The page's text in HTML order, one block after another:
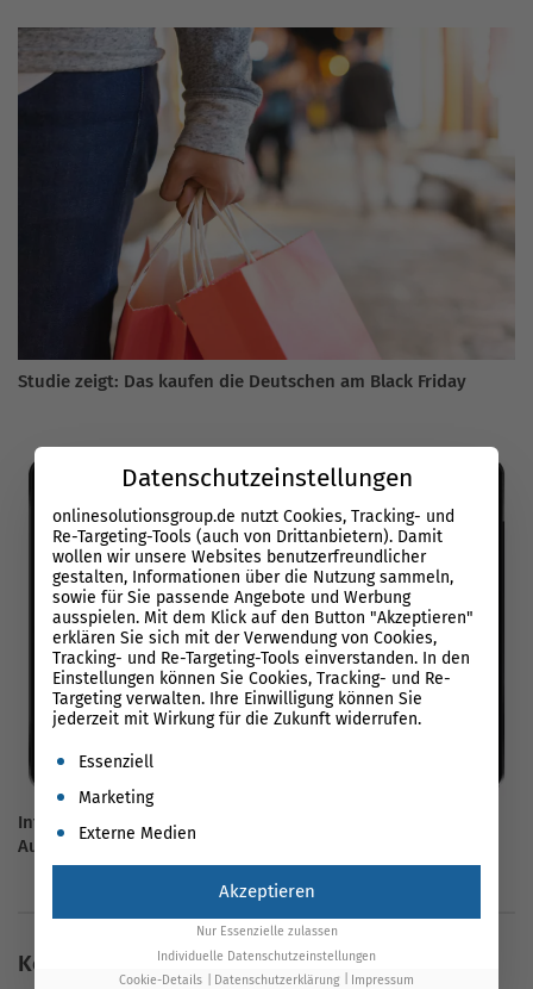
Studie zeigt: Das kaufen die Deutschen am Black Friday
Internet World 2018: So steht’s um die Ladezeiten der
Aussteller
Kommentare
Datenschutzeinstellungen
onlinesolutionsgroup.de nutzt Cookies, Tracking- und
Re-Targeting-Tools (auch von Drittanbietern). Damit
wollen wir unsere Websites benutzerfreundlicher
gestalten, Informationen über die Nutzung sammeln,
sowie für Sie passende Angebote und Werbung
ausspielen. Mit dem Klick auf den Button "Akzeptieren"
erklären Sie sich mit der Verwendung von Cookies,
Tracking- und Re-Targeting-Tools einverstanden. In den
Einstellungen können Sie Cookies, Tracking- und Re-
Targeting verwalten. Ihre Einwilligung können Sie
jederzeit mit Wirkung für die Zukunft widerrufen.
Es folgt eine Liste der Service-Gruppen, für die eine
Essenziell
Marketing
Externe Medien
Akzeptieren
Nur Essenzielle zulassen
Individuelle Datenschutzeinstellungen
Cookie-Details
Datenschutzerklärung Impressum